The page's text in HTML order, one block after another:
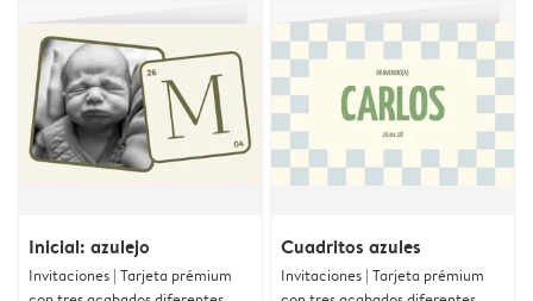
Inicial: azulejo
Invitaciones | Tarjeta prémium
Cuadritos azules
Invitaciones | Tarjeta prémium